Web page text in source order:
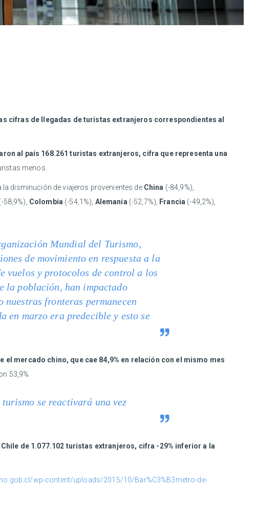
cifras de llegadas de turistas extranjeros correspondientes al
al país 168.261 turistas extranjeros, cifra que representa una
menos.
disminución de viajeros provenientes de China (-84,9%),
58,9%), Colombia (-54,1%), Alemania (-52,7%), Francia (-49,2%),
Mundial del Turismo,
de movimiento en respuesta a la
vuelos y protocolos de control a los
la población, han impactado
fronteras permanecen
en marzo era predecible y esto se
mercado chino, que cae 84,9% en relación con el mismo mes
53,9%.
se reactivará una vez
de 1.077.102 turistas extranjeros, cifra -29% inferior a la
wp-content/uploads/2015/10/Bar%C3%B3metro-de-